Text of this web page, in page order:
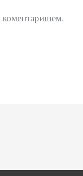
коментаришем.